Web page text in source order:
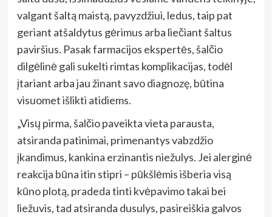
valgant šaltą maistą, pavyzdžiui, ledus, taip pat
geriant atšaldytus gėrimus arba liečiant šaltus
paviršius. Pasak farmacijos ekspertės, šalčio
dilgėlinė gali sukelti rimtas komplikacijas, todėl
įtariant arba jau žinant savo diagnozę, būtina
visuomet išlikti atidiems.
„Visų pirma, šalčio paveikta vieta parausta,
atsiranda patinimai, primenantys vabzdžio
įkandimus, kankina erzinantis niežulys. Jei alerginė
reakcija būna itin stipri – pūkšlėmis išberia visą
kūno plotą, pradeda tinti kvėpavimo takai bei
liežuvis, tad atsiranda dusulys, pasireiškia galvos